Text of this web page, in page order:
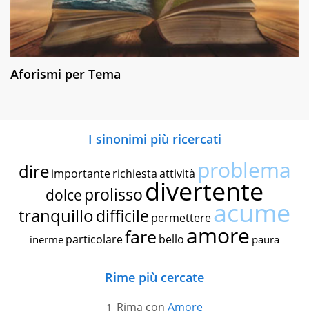
Aforismi per Tema
I sinonimi più ricercati
dire importante richiestaattività problema
dolce prolissodivertente
tranquillodifficile permettereacume
inerme particolarefare bello amore paura
Rime più cercate
Rima con Amore